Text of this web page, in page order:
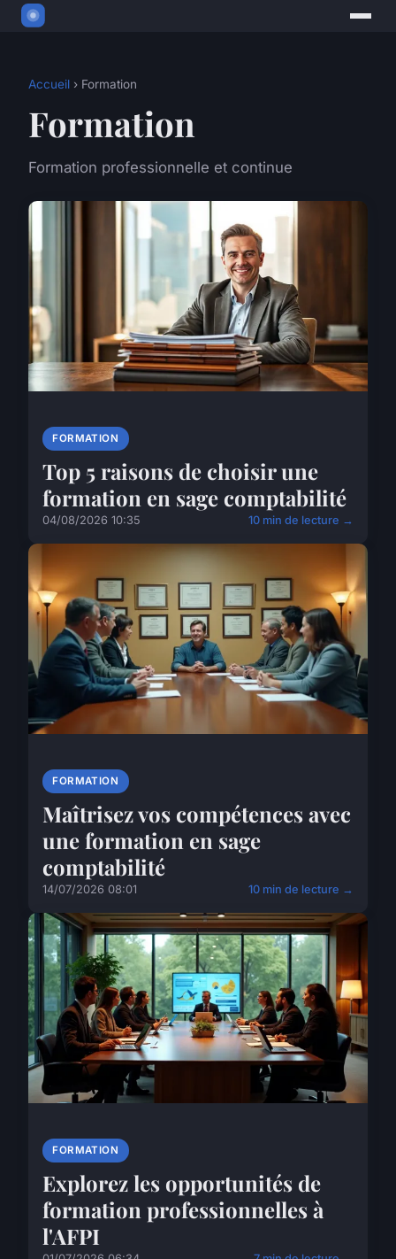
Accueil › Formation
Formation
Formation professionnelle et continue
FORMATION
Top 5 raisons de choisir une
formation en sage comptabilité
04/08/2026 10:35 10 min de lecture →
FORMATION
Maîtrisez vos compétences avec
une formation en sage
comptabilité
14/07/2026 08:01 10 min de lecture →
FORMATION
Explorez les opportunités de
formation professionnelles à
l'AFPI